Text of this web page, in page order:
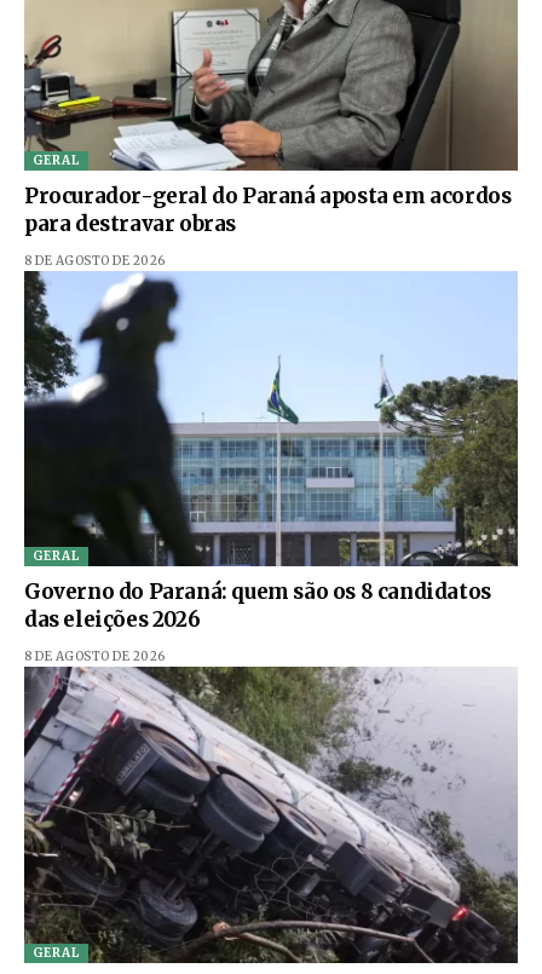
GERAL
Procurador-geral do Paraná aposta em acordos
para destravar obras
8 DE AGOSTO DE 2026
GERAL
Governo do Paraná: quem são os 8 candidatos
das eleições 2026
8 DE AGOSTO DE 2026
GERAL